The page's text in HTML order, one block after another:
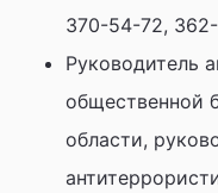
370-54-72,
Руководитель
общественной
области,